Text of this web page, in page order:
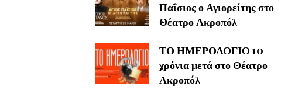
Παΐσιος ο Αγιορείτης στο
Θέατρο Ακροπόλ
ΤΟ ΗΜΕΡΟΛΟΓΙΟ 10
χρόνια μετά στο Θέατρο
Ακροπόλ